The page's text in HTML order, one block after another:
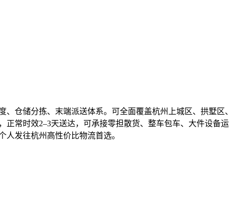
仓储分拣、末端派送体系。可全面覆盖杭州上城区、拱墅区、
常时效2–3天送达，可承接零担散货、整车包车、大件设备运
发往杭州高性价比物流首选。